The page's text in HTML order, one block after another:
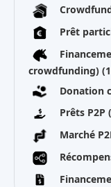
Prêt
crowdfunding)
Donation
Prêts P2P
Marché